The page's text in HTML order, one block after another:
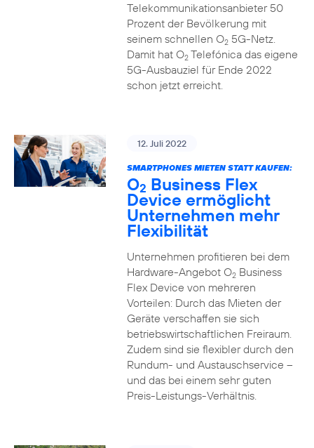
Telekommunikationsanbieter 50
Prozent der Bevölkerung mit
seinem schnellen O25G-Netz.
Damit hat O2Telefónica das eigene
5G-Ausbauziel für Ende 2022
schon jetzt erreicht.
12. Juli 2022
SMARTPHONES MIETEN STATT KAUFEN:
O2 Business Flex
Device ermöglicht
Unternehmen mehr
Flexibilität
Unternehmen profitieren bei dem
Hardware-Angebot O2Business
Flex Device von mehreren
Vorteilen: Durch das Mieten der
Geräte verschaffen sie sich
betriebswirtschaftlichen Freiraum.
Zudem sind sie flexibler durch den
Rundum- und Austauschservice –
und das bei einem sehr guten
Preis-Leistungs-Verhältnis.